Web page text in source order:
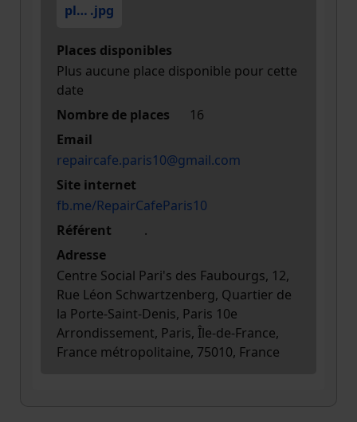
plan .jpg
Places disponibles
Plus aucune place disponible pour cette
date
Nombre de places
16
Email
repaircafe.paris10@gmail.com
Site internet
fb.me/RepairCafeParis10
Référent
.
Adresse
Centre Social Pari's des Faubourgs, 12,
Rue Léon Schwartzenberg, Quartier de
la Porte-Saint-Denis, Paris 10e
Arrondissement, Paris, Île-de-France,
France métropolitaine, 75010, France